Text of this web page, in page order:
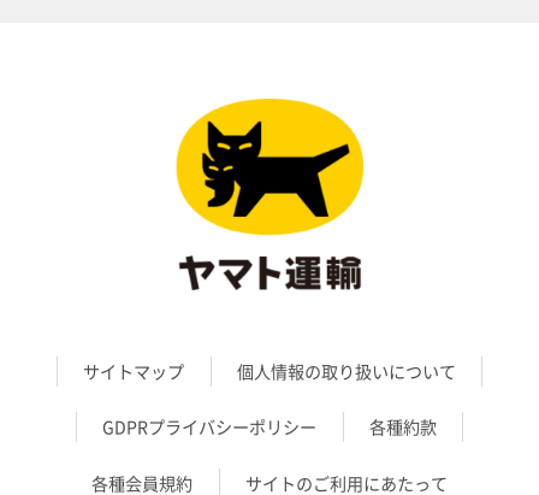
サイトマップ 個人情報の取り扱いについて
GDPRプライバシーポリシー 各種約款
各種会員規約 サイトのご利用にあたって